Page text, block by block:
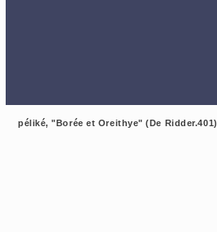
péliké, "Borée et Oreithye" (De Ridder.401)